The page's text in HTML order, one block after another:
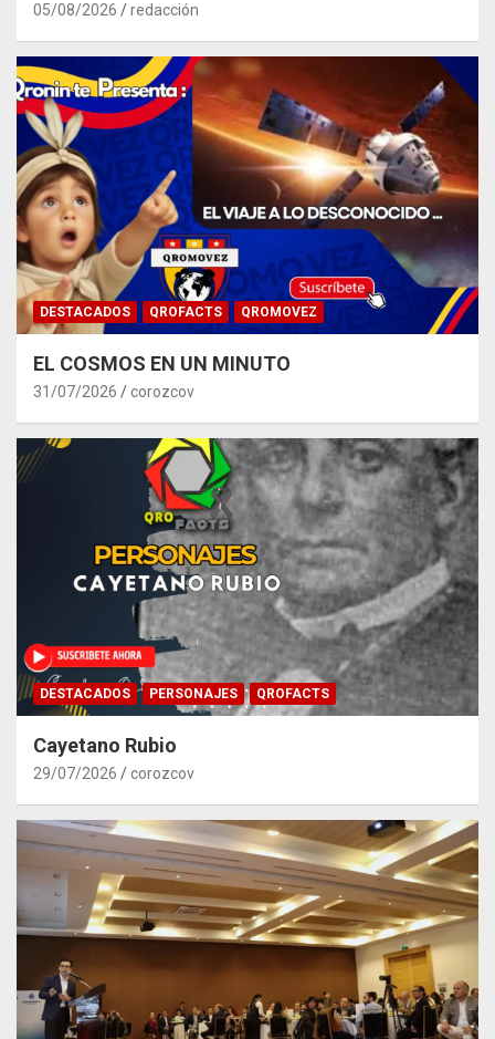
05/08/2026 redacción
DESTACADOS QROFACTS QROMOVEZ
EL COSMOS EN UN MINUTO
31/07/2026 corozcov
DESTACADOS PERSONAJES QROFACTS
Cayetano Rubio
29/07/2026 corozcov